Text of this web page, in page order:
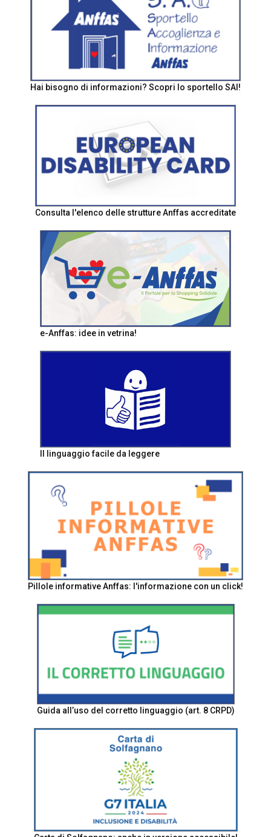
Hai bisogno di informazioni? Scopri lo sportello SAI!
Consulta l'elenco delle strutture Anffas accreditate
e-Anffas: idee in vetrina!
Il linguaggio facile da leggere
Pillole informative Anffas: l'informazione con un click!
Guida all’uso del corretto linguaggio (art. 8 CRPD)